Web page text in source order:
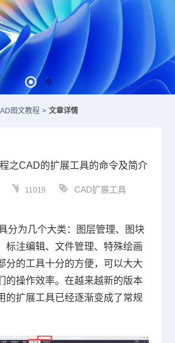
图文教程 > 文章详情
之CAD的扩展工具的命令及简介
11019 CAD扩展工具
分为几个大类：图层管理、图块
标注编辑、文件管理、特殊绘画
分的工具十分的方便，可以大大
的操作效率。在越来越新的版本
的扩展工具已经逐渐变成了常规